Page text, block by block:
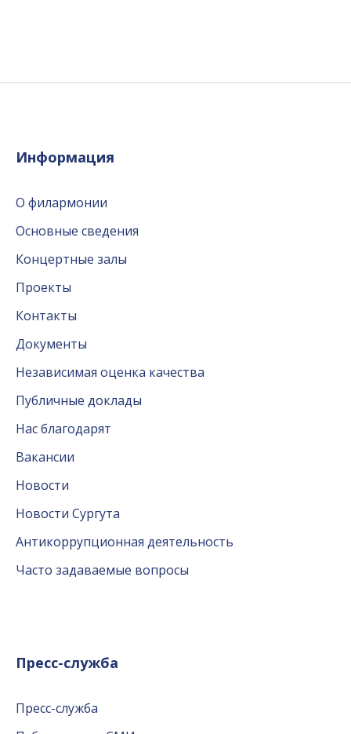
Информация
О филармонии
Основные сведения
Концертные залы
Проекты
Контакты
Документы
Независимая оценка качества
Публичные доклады
Нас благодарят
Вакансии
Новости
Новости Сургута
Антикоррупционная деятельность
Часто задаваемые вопросы
Пресс-служба
Пресс-служба